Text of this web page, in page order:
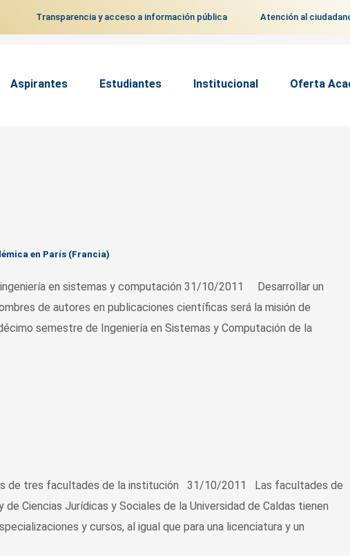
Transparencia y acceso a información pública Atención al
Aspirantes Estudiantes Institucional Oferta
en París (Francia)
en sistemas y computación 31/10/2011 Desarrollar un
de autores en publicaciones científicas será la misión de
semestre de Ingeniería en Sistemas y Computación de la
de tres facultades de la institución 31/10/2011 Las facultades de
de Ciencias Jurídicas y Sociales de la Universidad de Caldas tienen
y cursos, al igual que para una licenciatura y un